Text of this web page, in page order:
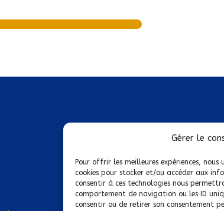
Gérer le
Pour offrir les meilleures expériences,
cookies pour stocker et/ou accéder aux
consentir à ces technologies nous
comportement de navigation ou les ID
consentir ou de retirer son consentement
Politique de confidentialité
Politique de cookies